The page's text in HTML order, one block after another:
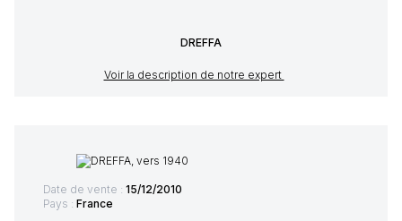
DREFFA
Voir la description de notre expert
Date de vente : 15/12/2010
Pays : France